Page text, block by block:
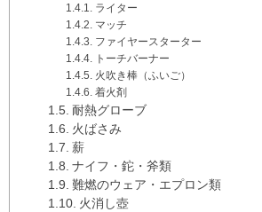
ライター
マッチ
ファイヤースターター
トーチバーナー
火吹き棒（ふいご）
着火剤
耐熱グローブ
火ばさみ
薪
ナイフ・鉈・斧類
難燃のウェア・エプロン類
火消し壺